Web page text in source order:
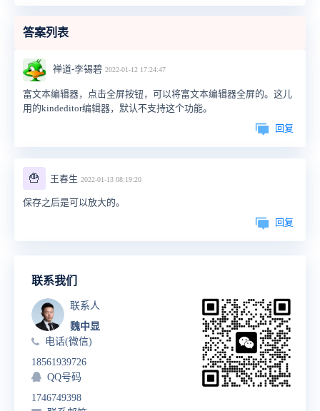
答案列表
禅道-李锡碧 2022-01-12 17:24:47
富文本编辑器，点击全屏按钮，可以将富文本编辑器全屏的。这儿
用的kindeditor编辑器，默认不支持这个功能。
回复
🍟 王春生 2022-01-13 08:19:20
保存之后是可以放大的。
回复
联系我们
联系人
魏中显
电话(微信)
18561939726
QQ号码
1746749398